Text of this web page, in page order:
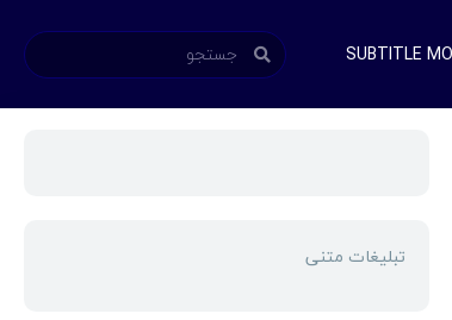
SUBTITLE
تبلیغات متنی